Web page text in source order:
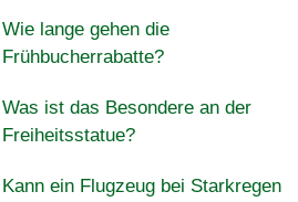
Wie lange gehen die
Frühbucherrabatte?
Was ist das Besondere an der
Freiheitsstatue?
Kann ein Flugzeug bei Starkregen